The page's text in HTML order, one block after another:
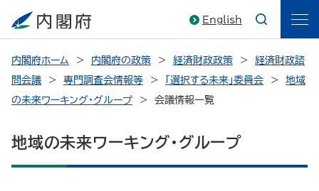
English
内閣府ホーム 内閣府の政策 経済財政政策
経済財政諮
問会議
専門調査会情報等 「選択する未来」委員会
地域
の未来ワーキング・グループ
会議情報一覧
地域の未来ワーキング・グループ